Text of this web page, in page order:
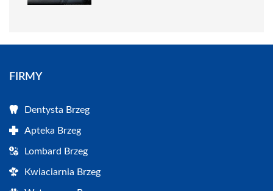
FIRMY
Dentysta Brzeg
Apteka Brzeg
Lombard Brzeg
Kwiaciarnia Brzeg